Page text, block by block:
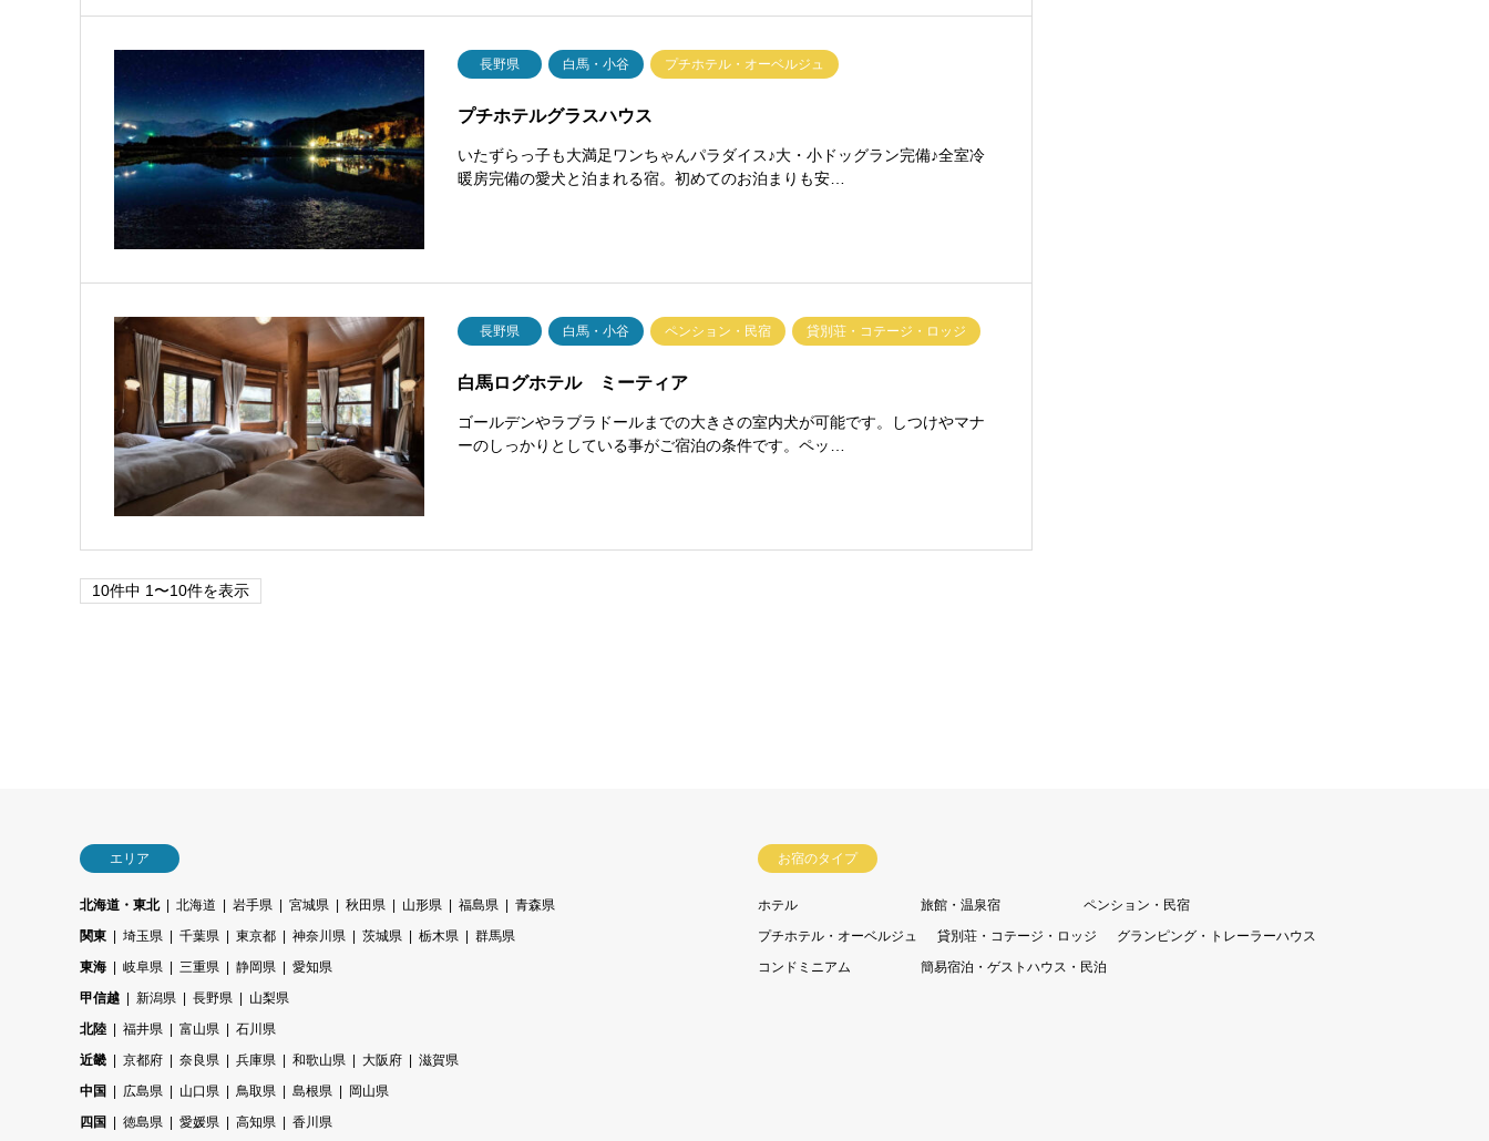
長野県 白馬・小谷 プチホテル・オーベルジュ
プチホテルグラスハウス
いたずらっ子も大満足ワンちゃんパラダイス♪大・小ドッグラン完備♪全室冷
暖房完備の愛犬と泊まれる宿。初めてのお泊まりも安…
長野県 白馬・小谷 ペンション・民宿 貸別荘・コテージ・ロッジ
白馬ログホテル ミーティア
ゴールデンやラブラドールまでの大きさの室内犬が可能です。しつけやマナ
ーのしっかりとしている事がご宿泊の条件です。ペッ…
10件中 1〜10件を表示
エリア
北海道・東北 北海道 岩手県 宮城県 秋田県 山形県 福島県
青森県
関東
埼玉県 千葉県 東京都 神奈川県 茨城県 栃木県
群馬県
東海
岐阜県 三重県 静岡県
愛知県
甲信越
新潟県 長野県
山梨県
北陸
福井県 富山県
石川県
近畿
京都府 奈良県 兵庫県 和歌山県 大阪府
滋賀県
中国
広島県 山口県 鳥取県 島根県
岡山県
四国
徳島県 愛媛県 高知県 香川県
お宿のタイプ
ホテル 旅館・温泉宿
ペンション・民宿
プチホテル・オーベルジュ
貸別荘・コテージ・ロッジ
グランピング・トレーラーハウス
コンドミニアム
簡易宿泊・ゲストハウス・民泊